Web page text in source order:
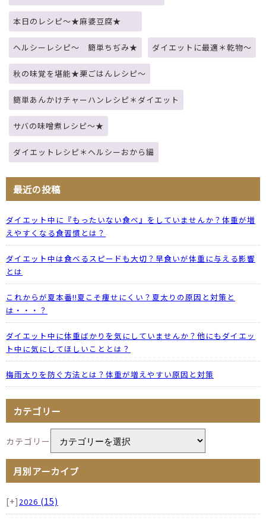
本日のレシピ～★麻婆豆腐★
ヘルシーレシピ～ 簡単ちぢみ★ ダイエットに最適＊乾物～
秋の味覚を堪能★栗ごはんレシピ～
簡単あんかけチャーハンレシピ＊ダイエット
サバの味噌煮レシピ～★
ダイエットレシピ＊ヘルシーおから編
最近の投稿
ダイエット中に『もったいない食べ』をしていませんか？体重が増
えやすくなる食習慣とは？
ダイエット中は食べるスピードも大切？早食いが体重に与える影響
とは
これからが夏本番!!夏こそ痩せにくい？夏太りの原因と対策と
は・・・？
ダイエット中に体重ばかりを気にしていませんか？他にもダイエッ
ト中に気にしてほしいこととは？
梅雨太りを防ぐ方法とは？体重が増えやすい原因と対策
カテゴリー
カテゴリー
月別アーカイブ
[+] 2026 (15)